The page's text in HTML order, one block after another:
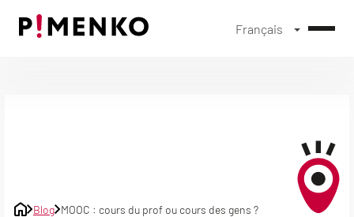
Français
Blog MOOC : cours du prof ou cours des gens ?